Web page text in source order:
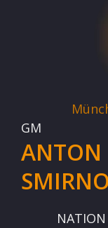
GM
ANTON
NATION